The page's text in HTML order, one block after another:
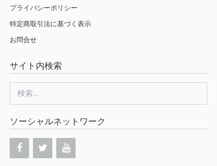
プライバシーポリシー
特定商取引法に基づく表示
お問合せ
サイト内検索
索:
ソーシャルネットワーク